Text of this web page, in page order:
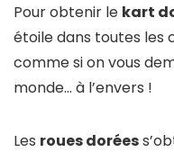
Pour obtenir le kart
étoile dans toutes les
comme si on vous
monde… à l’envers !
Les roues dorées